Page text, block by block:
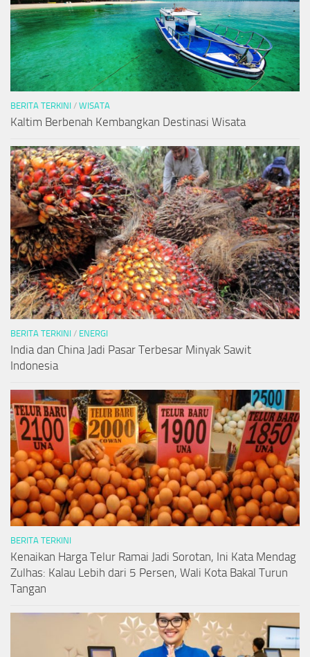
BERITA TERKINI / WISATA
Kaltim Berbenah Kembangkan Destinasi Wisata
BERITA TERKINI / ENERGI
India dan China Jadi Pasar Terbesar Minyak Sawit
Indonesia
BERITA TERKINI
Kenaikan Harga Telur Ramai Jadi Sorotan, Ini Kata Mendag
Zulhas: Kalau Lebih dari 5 Persen, Wali Kota Bakal Turun
Tangan